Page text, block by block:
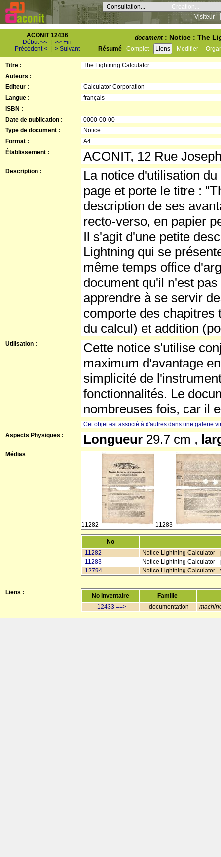
Consultation...
Création...
Visiteur -
ACONIT 12436
Début<< >> Fin
Précédent< > Suivant
document: Notice : The
Résumé Complet Liens Modifier
Titre :
The Lightning Calculator
Auteurs :
Editeur :
Calculator Corporation
Langue :
français
ISBN :
Date de publication :
0000-00-00
Type de document :
Notice
Format :
A4
Établissement :
ACONIT, 12 Rue
Description :
La notice d'utilisation
page et porte le titre :
description de ses
recto-verso, en papier
Il s'agit d'une petite
Lightning qui se
même temps office
document qu'il n'est
apprendre à se servir
comporte des chapitres
du calcul) et addition
Utilisation :
Cette notice s'utilise
maximum d'avantage
simplicité de
fonctionnalités. Le
nombreuses fois, car il
Cet objet est associé à d'autres dans une galerie
Aspects Physiques :
Longueur 29.7 cm ,
Médias
11282 11283
No
11282
Notice Lightning Calculator -
11283
Notice Lightning Calculator -
12794
Notice Lightning Calculator -
Liens : No inventaire
Famille
12433 ==>
documentation